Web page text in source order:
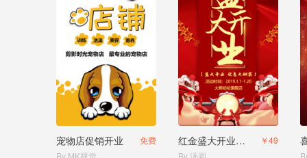
宠物店促销开业
免费
By MK视觉
红金盛大开业邀请函
￥49
By 汤圆